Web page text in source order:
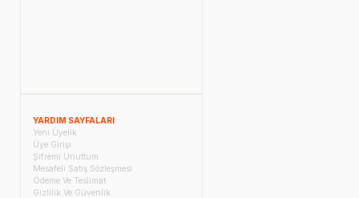
YARDIM SAYFALARI
Yeni Üyelik
Üye Girişi
Şifremi Unuttum
Mesafeli Satış Sözleşmesi
Ödeme Ve Teslimat
Gizlilik Ve Güvenlik